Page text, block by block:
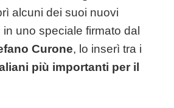
alcuni dei suoi nuovi
in uno speciale firmato dal
Curone, lo inserì tra i
più importanti per il